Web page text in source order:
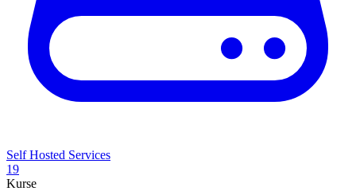
Self Hosted Services
19
Kurse